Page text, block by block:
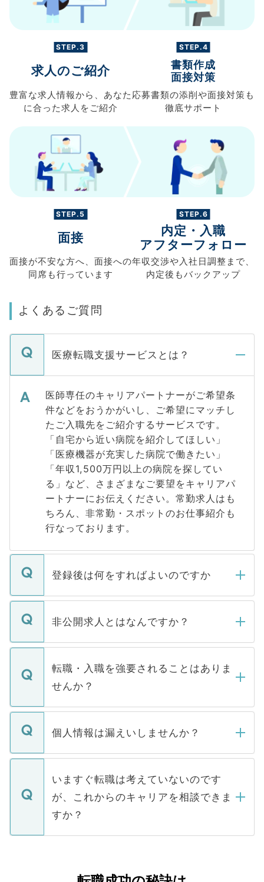
STEP.3
求人のご紹介
豊富な求人情報から、 あなた
に合った求人を ご紹介
STEP.4
書類作成
面接対策
応募書類の添削や面接対策も
徹底サポート
STEP.5
面接
面接が不安な方へ、 面接への
同席も行っています
STEP.6
内定・入職
アフターフォロー
年収交渉や入社日調整まで、
内定後もバックアップ
よくあるご質問
医療転職支援サービスとは？
医師専任のキャリアパートナーがご希望条
件などをおうかがいし、ご希望にマッチし
たご入職先をご紹介するサービスです。
「自宅から近い病院を紹介してほしい」
「医療機器が充実した病院で働きたい」
「年収1,500万円以上の病院を探してい
る」など、さまざまなご要望をキャリアパ
ートナーにお伝えください。常勤求人はも
ちろん、非常勤・スポットのお仕事紹介も
行なっております。
登録後は何をすればよいのですか
ご登録いただきましたら、弊社担当者がご
登録内容を確認し、その後メールもしくは
ます。通常、5営業日以内にはご連絡をせて
いただきますので、しばらくお待ちくださ
非公開求人とはなんですか？
マイナビDOCTORで取り扱っている求人の
うち約3割は、Webサイトからご覧いただ
けない「非公開求人」です。非公開求人は
下記の理由によって、一般には公開してい
ません。
■応募殺到を避けるため 人気のある医療機
関を公にしてしまうと、応募が殺到する場
に、医療機関が求める条件に合った人材の
みを人材紹介会社に依頼するケースが増え
ています。
転職・入職を強要されることはありま
せんか？
転職・入職を強要することは一切ありませ
ん。また、仮に応募先から内定をいただい
定を承諾する必要はありません。内定先へ
の辞退の連絡はキャリアパートナーが行い
個人情報は漏えいしませんか？
個人情報が漏えいすることはありませんの
で、ご安心ください。当サイトからの登録
などで収集したご登録者様の個人情報は、
ご本人のキャリアアップおよび転職活動の
支援を目的に使用いたします。お預かりし
ているすべての個人データはご本人の許可
いますぐ転職は考えていないのです
が、これからのキャリアを相談できま
すか？
かがいして、現在の医療機関の状況や紹介